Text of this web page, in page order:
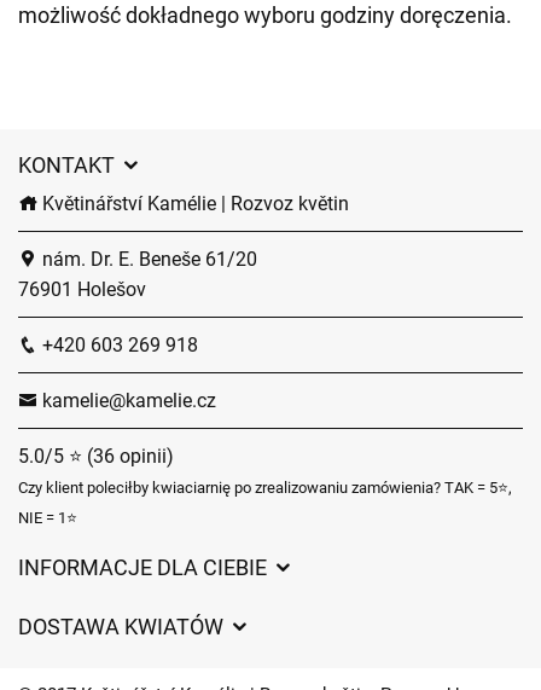
możliwość dokładnego wyboru godziny doręczenia.
KONTAKT
Květinářství Kamélie | Rozvoz květin
nám. Dr. E. Beneše 61/20
76901 Holešov
+420 603 269 918
kamelie@kamelie.cz
5.0/5 ⭐ (36 opinii)
Czy klient poleciłby kwiaciarnię po zrealizowaniu zamówienia? TAK = 5⭐,
NIE = 1⭐
INFORMACJE DLA CIEBIE
DOSTAWA KWIATÓW